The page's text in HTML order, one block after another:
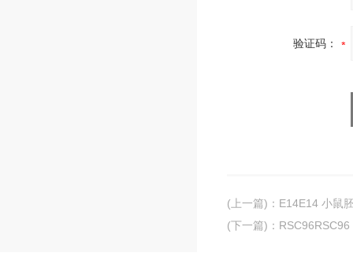
验证码：
(上一篇) ： E14E14 小鼠
(下一篇) ：